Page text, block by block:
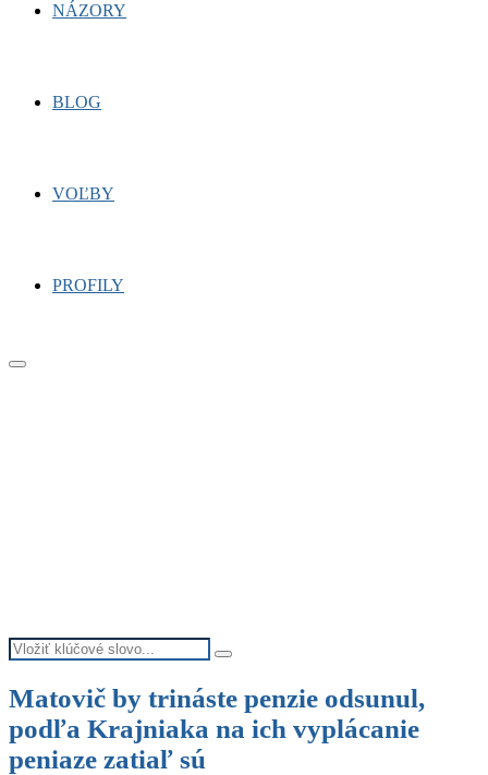
NÁZORY
BLOG
VOĽBY
PROFILY
Primary
Search
for:
Search
Matovič by trináste penzie odsunul,
podľa Krajniaka na ich vyplácanie
peniaze zatiaľ sú